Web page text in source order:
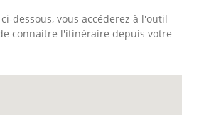
dessous, vous accéderez à l'outil
connaitre l'itinéraire depuis votre